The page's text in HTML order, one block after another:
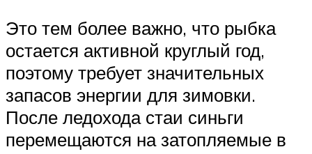
Это тем более важно, что рыбка
остается активной круглый год,
поэтому требует значительных
запасов энергии для зимовки.
После ледохода стаи синьги
перемещаются на затопляемые в